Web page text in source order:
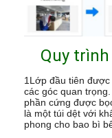
Quy
1Lớp đầu tiên
các góc quan
phần cứng được
là một túi dệt với
phong cho bao bì